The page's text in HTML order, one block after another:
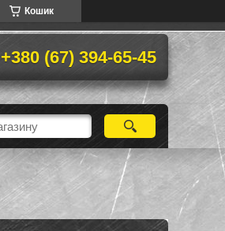
Кошик
+380 (67) 394-65-45